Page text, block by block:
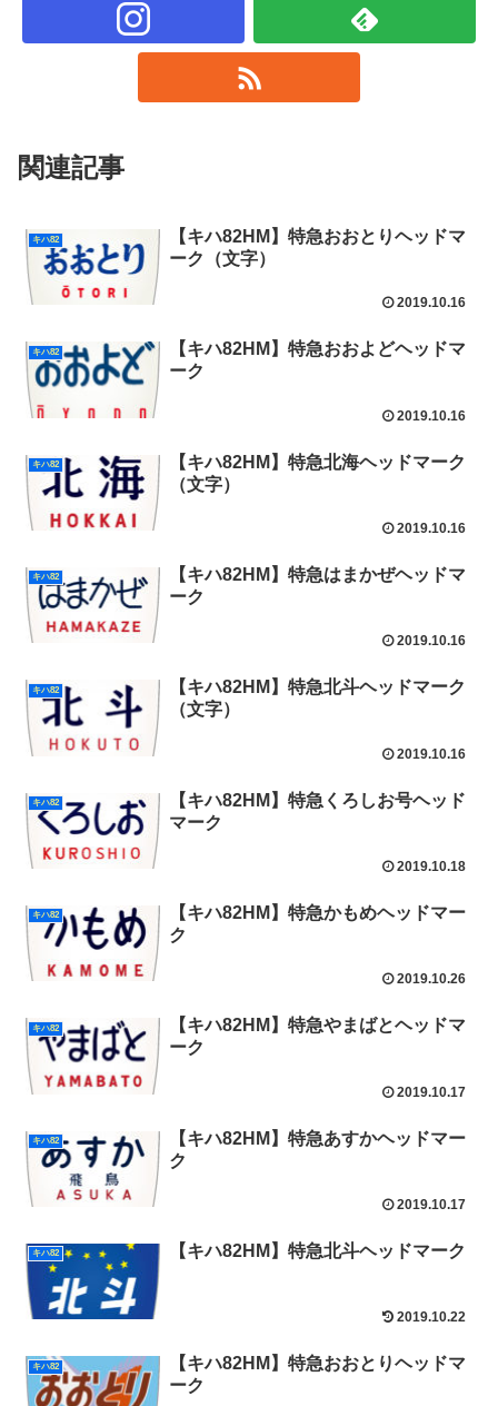
関連記事
キハ82
【キハ82HM】特急おおとりヘッドマ
ーク（文字）
2019.10.16
キハ82
【キハ82HM】特急おおよどヘッドマ
ーク
2019.10.16
キハ82
【キハ82HM】特急北海ヘッドマーク
（文字）
2019.10.16
キハ82
【キハ82HM】特急はまかぜヘッドマ
ーク
2019.10.16
キハ82
【キハ82HM】特急北斗ヘッドマーク
（文字）
2019.10.16
キハ82
【キハ82HM】特急くろしお号ヘッド
マーク
2019.10.18
キハ82
【キハ82HM】特急かもめヘッドマー
ク
2019.10.26
キハ82
【キハ82HM】特急やまばとヘッドマ
ーク
2019.10.17
キハ82
【キハ82HM】特急あすかヘッドマー
ク
2019.10.17
キハ82 【キハ82HM】特急北斗ヘッドマーク
2019.10.22
キハ82
【キハ82HM】特急おおとりヘッドマ
ーク